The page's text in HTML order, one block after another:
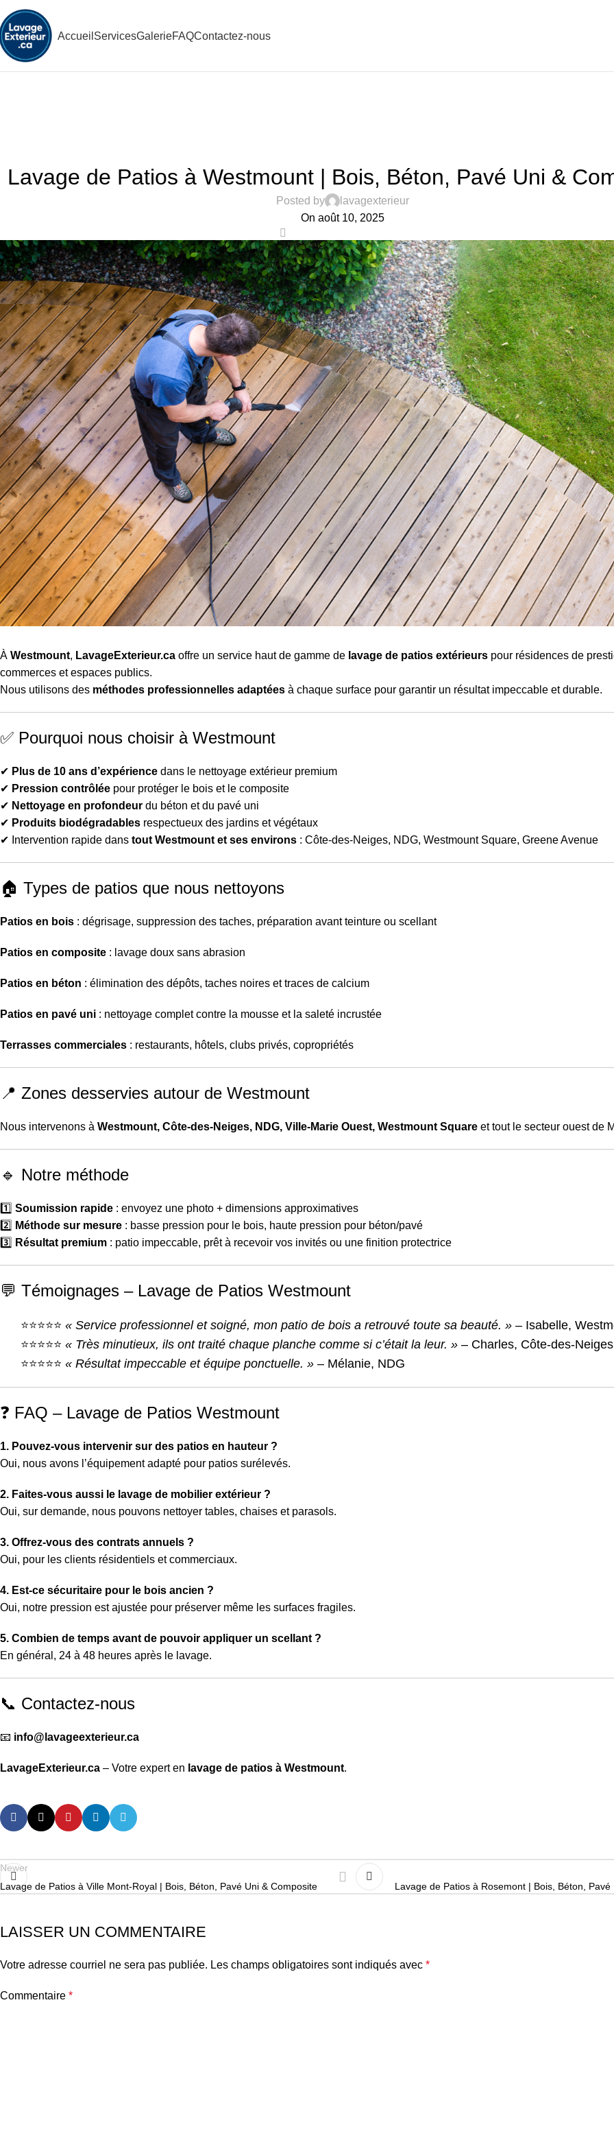
Accueil ServicesGalerieFAQContactez-nous
Lavage de Patios à Westmount | Bois, Béton, Pavé Uni &
Posted by
lavagexterieur
On août 10, 2025
À Westmount, LavageExterieur.ca offre un service haut de gamme de lavage de patios extérieurs pour résidences de
commerces et espaces publics.
Nous utilisons des méthodes professionnelles adaptées à chaque surface pour garantir un résultat impeccable et durable.
✅ Pourquoi nous choisir à Westmount
✔ Plus de 10 ans d’expérience dans le nettoyage extérieur premium
✔ Pression contrôlée pour protéger le bois et le composite
✔ Nettoyage en profondeur du béton et du pavé uni
✔ Produits biodégradables respectueux des jardins et végétaux
✔ Intervention rapide dans tout Westmount et ses environs : Côte-des-Neiges, NDG, Westmount Square, Greene Avenue
🏠 Types de patios que nous nettoyons
Patios en bois : dégrisage, suppression des taches, préparation avant teinture ou scellant
Patios en composite : lavage doux sans abrasion
Patios en béton : élimination des dépôts, taches noires et traces de calcium
Patios en pavé uni : nettoyage complet contre la mousse et la saleté incrustée
Terrasses commerciales : restaurants, hôtels, clubs privés, copropriétés
📍 Zones desservies autour de Westmount
Nous intervenons à Westmount, Côte-des-Neiges, NDG, Ville-Marie Ouest, Westmount Square et tout le secteur ouest de
🔹 Notre méthode
1️⃣ Soumission rapide : envoyez une photo + dimensions approximatives
2️⃣ Méthode sur mesure : basse pression pour le bois, haute pression pour béton/pavé
3️⃣ Résultat premium : patio impeccable, prêt à recevoir vos invités ou une finition protectrice
💬 Témoignages – Lavage de Patios Westmount
⭐⭐⭐⭐⭐ « Service professionnel et soigné, mon patio de bois a retrouvé toute sa beauté. » – Isabelle,
⭐⭐⭐⭐⭐ « Très minutieux, ils ont traité chaque planche comme si c’était la leur. » – Charles, Côte-des-Neiges
⭐⭐⭐⭐⭐ « Résultat impeccable et équipe ponctuelle. » – Mélanie, NDG
❓ FAQ – Lavage de Patios Westmount
1. Pouvez-vous intervenir sur des patios en hauteur ?
Oui, nous avons l’équipement adapté pour patios surélevés.
2. Faites-vous aussi le lavage de mobilier extérieur ?
Oui, sur demande, nous pouvons nettoyer tables, chaises et parasols.
3. Offrez-vous des contrats annuels ?
Oui, pour les clients résidentiels et commerciaux.
4. Est-ce sécuritaire pour le bois ancien ?
Oui, notre pression est ajustée pour préserver même les surfaces fragiles.
5. Combien de temps avant de pouvoir appliquer un scellant ?
En général, 24 à 48 heures après le lavage.
📞 Contactez-nous
📧 info@lavageexterieur.ca
LavageExterieur.ca – Votre expert en lavage de patios à Westmount.
Newer
Lavage de Patios à Ville Mont-Royal | Bois, Béton, Pavé Uni & Composite
Lavage de Patios à Rosemont | Bois, Béton, Pavé
LAISSER UN COMMENTAIRE
Votre adresse courriel ne sera pas publiée. Les champs obligatoires sont indiqués avec *
Commentaire *